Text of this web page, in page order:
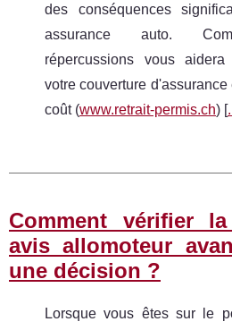
des conséquences
assurance auto.
répercussions vous
votre couverture
coût (www.retrait-permis.ch) [
Comment vérifier
avis allomoteur
une décision ?
Lorsque vous êtes sur le